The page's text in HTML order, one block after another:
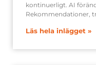
kontinuerligt. AI
Rekommendationer,
Läs hela inlägget »